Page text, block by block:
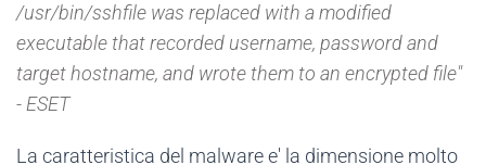
/usr/bin/sshfile was replaced with a modified
executable that recorded username, password and
target hostname, and wrote them to an encrypted file"
- ESET
La caratteristica del malware e' la dimensione molto